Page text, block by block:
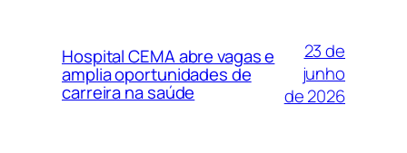
Hospital CEMA abre vagas e
amplia oportunidades de
carreira na saúde
23 de
junho
de 2026